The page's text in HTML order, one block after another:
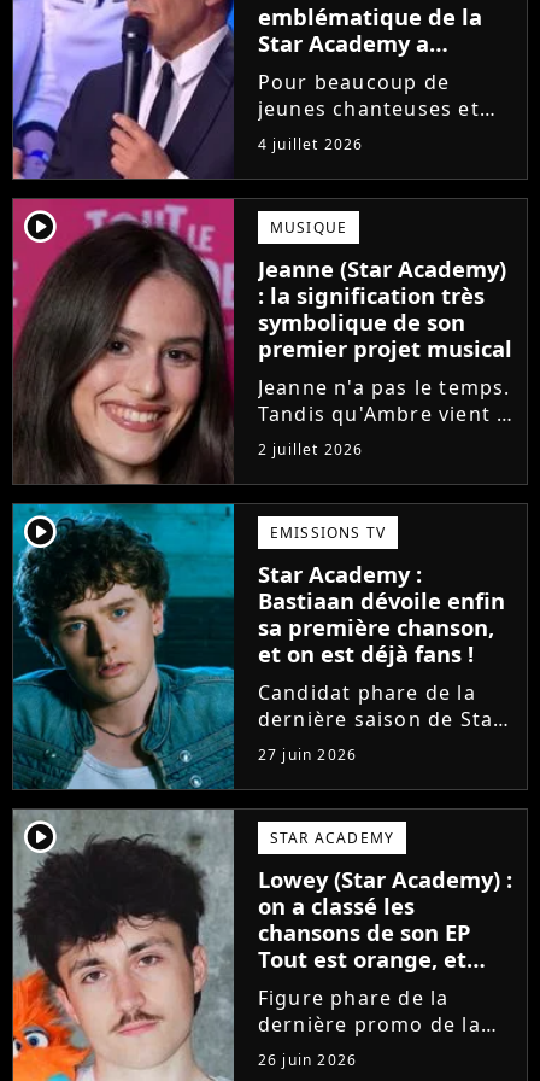
emblématique de la
Star Academy a
souffert après
l'émission, "J'étais
traitée de potiche"
Pour beaucoup de
jeunes chanteuses et
chanteurs, la Star
Academy est un rêve.
Mais comme l'a rappelé
une ancienne gagnante,
l'émission de TF1 n'est
pas toujours simple à
vivre.
4 juillet 2026
player2 MUSIQUE
Jeanne (Star Academy)
: la signification très
symbolique de son
premier projet musical
Jeanne n'a pas le temps.
Tandis qu'Ambre vient à
peine de dévoiler son
premier single, l'ex-
candidate de la Star
Academy s'apprête à
sortir un troisième titre
(Les règles) et vient...
2 juillet 2026
player2 EMISSIONS TV
Star Academy :
Bastiaan dévoile enfin
sa première chanson,
et on est déjà fans !
Candidat phare de la
dernière saison de Star
Academy, Bastiaan fait
enfin les présentations
en musique. Découvrez
son premier single
Château, très Troye
Sivan dans l'esprit, et
son...
27 juin 2026
player2 STAR ACADEMY
Lowey (Star Academy) :
on a classé les
chansons de son EP
Tout est orange, et
voici la meilleure !
Figure phare de la
dernière promo de la
Star Academy, Léo se
26 juin 2026